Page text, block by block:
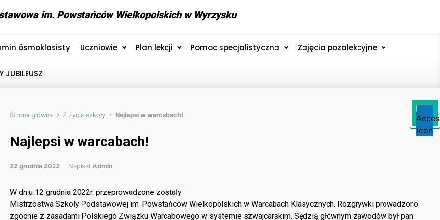
im. Powstańców Wielkopolskich w Wyrzysku
ósmoklasisty Uczniowie Plan lekcji Pomoc specjalistyczna Zajęcia pozalekcyjne
JUBILEUSZ
Strona główna Z życia szkoły Najlepsi w warcabach!
Najlepsi w warcabach!
22 grudnia 2022 Napisał Admin
W dniu 12 grudnia 2022r. przeprowadzone zostały
Mistrzostwa Szkoły Podstawowej im. Powstańców Wielkopolskich w Warcabach Klasycznych. Rozgrywki prowadzono
zgodnie z zasadami Polskiego Związku Warcabowego w systemie szwajcarskim. Sędzią głównym zawodów był pan